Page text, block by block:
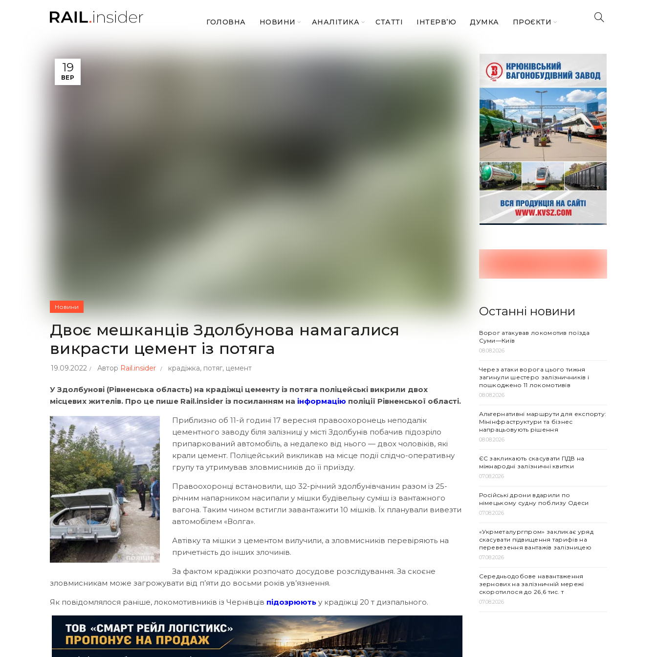
ГОЛОВНА НОВИНИ АНАЛІТИКА СТАТТІ ІНТЕРВ’Ю ДУМКА ПРОЄКТИ
19
ВЕР
Новини
Двоє мешканців Здолбунова намагалися
викрасти цемент із потяга
19.09.2022 Автор Rail.insider крадіжка, потяг, цемент
У Здолбунові (Рівненська область) на крадіжці цементу із потяга поліцейські викрили двох
місцевих жителів. Про це пише Rail.insider із посиланням на інформацію поліції Рівненської області.
Приблизно об 11-й годині 17 вересня правоохоронець неподалік
цементного заводу біля залізниці у місті Здолбунів побачив підозріло
припаркований автомобіль, а недалеко від нього — двох чоловіків, які
крали цемент. Поліцейський викликав на місце події слідчо-оперативну
групу та утримував зловмисників до її приїзду.
Правоохоронці встановили, що 32-річний здолбунівчанин разом із 25-
річним напарником насипали у мішки будівельну суміш із вантажного
вагона. Таким чином встигли завантажити 10 мішків. Їх планували вивезти
автомобілем «Волга».
Автівку та мішки з цементом вилучили, а зловмисників перевіряють на
причетність до інших злочинів.
За фактом крадіжки розпочато досудове розслідування. За скоєне
зловмисникам може загрожувати від п’яти до восьми років ув’язнення.
Як повідомлялося раніше, локомотивників із Чернівців підозрюють у крадіжці 20 т дизпального.
Останні новини
Ворог атакував локомотив поїзда
Суми—Київ
08.08.2026
Через атаки ворога цього тижня
загинули шестеро залізничників і
пошкоджено 11 локомотивів
08.08.2026
Альтернативні маршрути для експорту:
Мінінфраструктури та бізнес
напрацьовують рішення
08.08.2026
ЄС закликають скасувати ПДВ на
міжнародні залізничні квитки
07.08.2026
Російські дрони вдарили по
німецькому судну поблизу Одеси
07.08.2026
«Укрметалургпром» закликає уряд
скасувати підвищення тарифів на
перевезення вантажів залізницею
07.08.2026
Середньодобове навантаження
зернових на залізничній мережі
скоротилося до 26,6 тис. т
07.08.2026